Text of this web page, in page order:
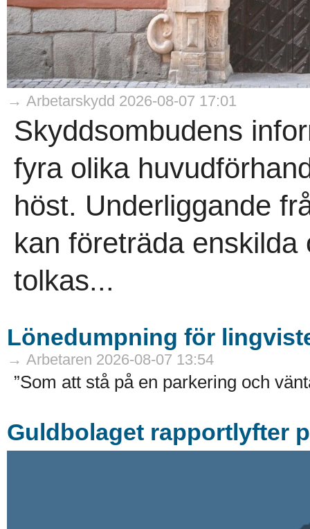
→ Arbetarskydd 2026-08-07 17:01
Skyddsombudens
fyra olika
höst. Underliggande
kan företräda
tolkas...
Lönedumpning för
→ Arbetaren 2026-08-07 13:54
”Som att stå på en parkering och
Guldbolaget rapportlyfter